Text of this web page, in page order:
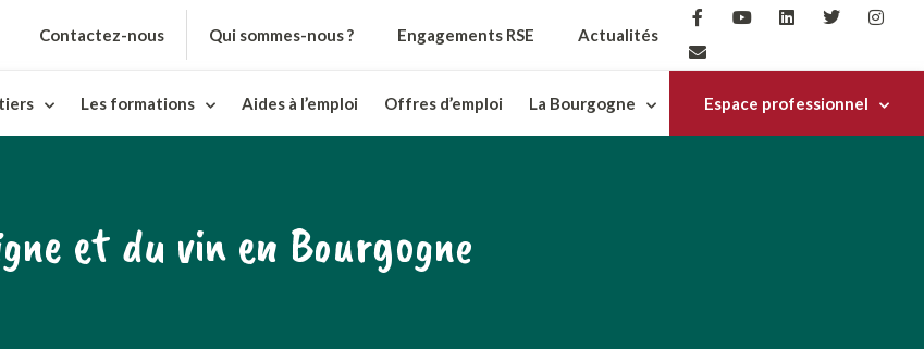
Contactez-nous Qui sommes-nous ? Engagements RSE Actualités
Les formations Aides à l’emploi Offres d’emploi La Bourgogne Espace professionnel
et du vin en Bourgogne